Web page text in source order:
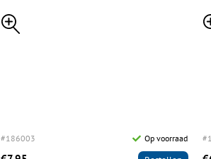
#186003 Op voorraad